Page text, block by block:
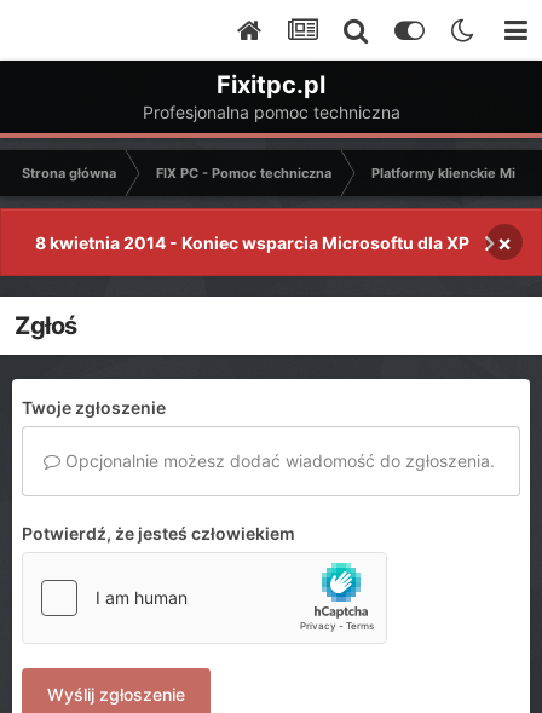
Fixitpc.pl
Profesjonalna pomoc techniczna
Strona główna FIX PC - Pomoc techniczna Platformy klienckie
8 kwietnia 2014 - Koniec wsparcia Microsoftu dla XP ×
Zgłoś
Twoje zgłoszenie
Opcjonalnie możesz dodać wiadomość do zgłoszenia.
Potwierdź, że jesteś człowiekiem
Wyślij zgłoszenie